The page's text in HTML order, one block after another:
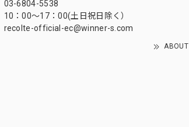
03-6804-5538
10：00〜17：00(土日祝日除く）
recolte-official-ec@winner-s.com
ABOUT